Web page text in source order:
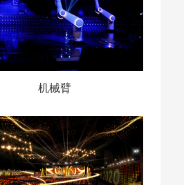
机械臂